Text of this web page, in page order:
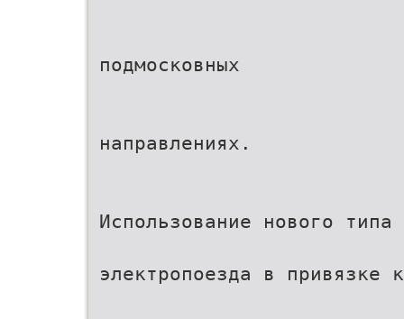
подмосковных
направлениях.
Использование нового типа
электропоезда в привязке к